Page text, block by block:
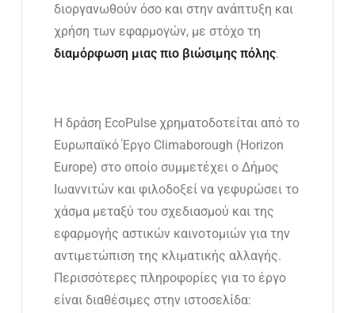
διοργανωθούν όσο και στην ανάπτυξη και
χρήση των εφαρμογών, με στόχο τη
διαμόρφωση μιας πιο βιώσιμης πόλης.
Η δράση EcoPulse χρηματοδοτείται από το
Ευρωπαϊκό Έργο Climaborough (Horizon
Europe) στο οποίο συμμετέχει ο Δήμος
Ιωαννιτών και φιλοδοξεί να γεφυρώσει το
χάσμα μεταξύ του σχεδιασμού και της
εφαρμογής αστικών καινοτομιών για την
αντιμετώπιση της κλιματικής αλλαγής.
Περισσότερες πληροφορίες για το έργο
είναι διαθέσιμες στην ιστοσελίδα: